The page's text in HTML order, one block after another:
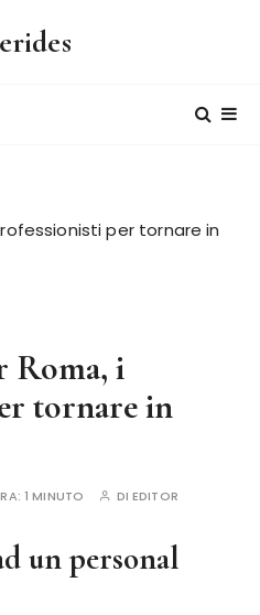
per tornare in
Roma, i
tornare in
1 MINUTO DI EDITOR
un personal